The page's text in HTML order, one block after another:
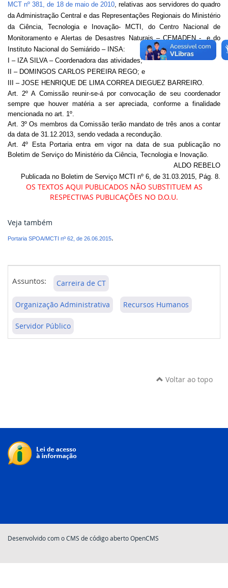
MCT nº 381, de 18 de maio de 2010, relativas aos servidores do quadro
da Administração Central e das Representações Regionais do Ministério
da Ciência, Tecnologia e Inovação- MCTI, do Centro Nacional de
Monitoramento e Alertas de Desastres Naturais – CEMADEN -, e do
Instituto Nacional do Semiárido – INSA:
I – IZA SILVA – Coordenadora das atividades;
II – DOMINGOS CARLOS PEREIRA REGO; e
III – JOSE HENRIQUE DE LIMA CORREA DIEGUEZ BARREIRO.
Art. 2º A Comissão reunir-se-á por convocação de seu coordenador
sempre que houver matéria a ser apreciada, conforme a finalidade
mencionada no art. 1º.
Art. 3º Os membros da Comissão terão mandato de três anos a contar
da data de 31.12.2013, sendo vedada a recondução.
Art. 4º Esta Portaria entra em vigor na data de sua publicação no
Boletim de Serviço do Ministério da Ciência, Tecnologia e Inovação.
ALDO REBELO
Publicada no Boletim de Serviço MCTI nº 6, de 31.03.2015, Pág. 8.
OS TEXTOS AQUI PUBLICADOS NÃO SUBSTITUEM AS
RESPECTIVAS PUBLICAÇÕES NO D.O.U.
Veja também
Portaria SPOA/MCTI nº 62, de 26.06.2015.
Assuntos: Carreira de CT
Organização Administrativa Recursos Humanos
Servidor Público
Voltar ao topo
Desenvolvido com o CMS de código aberto OpenCMS